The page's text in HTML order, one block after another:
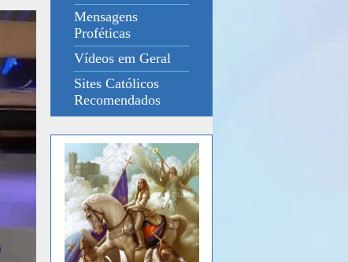
Mensagens
Proféticas
Vídeos em Geral
Sites Católicos
Recomendados